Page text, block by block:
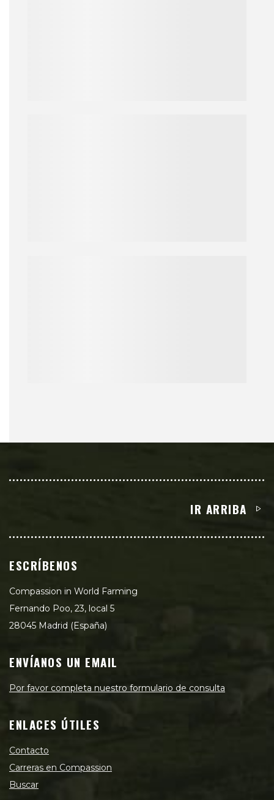
IR ARRIBA
ESCRÍBENOS
Compassion in World Farming
Fernando Poo, 23, local 5
28045 Madrid (España)
ENVÍANOS UN EMAIL
Por favor completa nuestro formulario de consulta
ENLACES ÚTILES
Contacto
Carreras en Compassion
Buscar